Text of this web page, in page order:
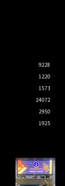
9228
1220
1573
24072
2950
1925